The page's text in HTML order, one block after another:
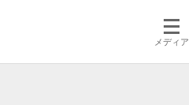
メディア
クラウド